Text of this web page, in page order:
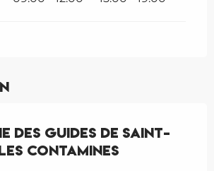
des Guides de Saint-
Contamines